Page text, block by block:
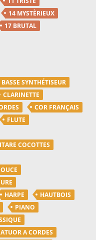
14 MYSTÈRIEUX
17 BRUTAL
BASSE SYNTHÉTISEUR
CLARINETTE
COR FRANÇAIS
FLUTE
COCOTTES
HARPE
HAUTBOIS
PIANO
A CORDES